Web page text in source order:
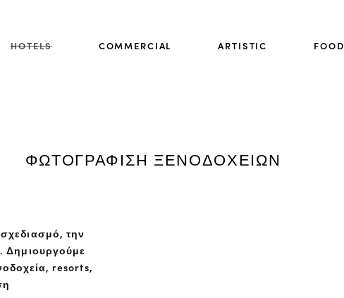
HOTELS COMMERCIAL ARTISTIC FOOD
ΦΩΤΟΓΡΑΦΙΣΗ ΞΕΝΟΔΟΧΕΙΩΝ
την
Δημιουργούμε
resorts,